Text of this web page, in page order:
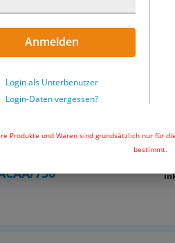
Anmelden
Login als Unterbenutzer
Login-Daten vergessen?
Produkte und Waren sind grundsätzlich nur für
bestimmt.
750